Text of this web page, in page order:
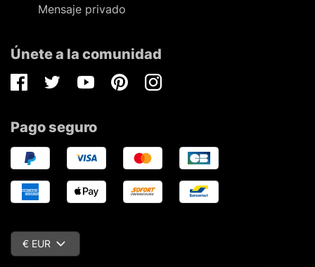
Mensaje privado
Únete a la comunidad
FacebookTwitterYoutubePinterestInstagram
Pago seguro
€ EUR